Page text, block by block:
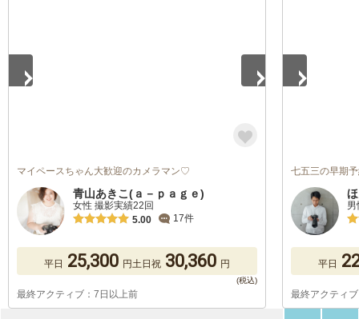
マイペースちゃん大歓迎のカメラマン♡
青山あきこ(ａ－ｐａｇｅ)
女性 撮影実績22回
5.00
17件
平日 25,300 円土日祝 30,360 円
最終アクティブ：7日以上前
七五三の早期
平日
最終アクティ